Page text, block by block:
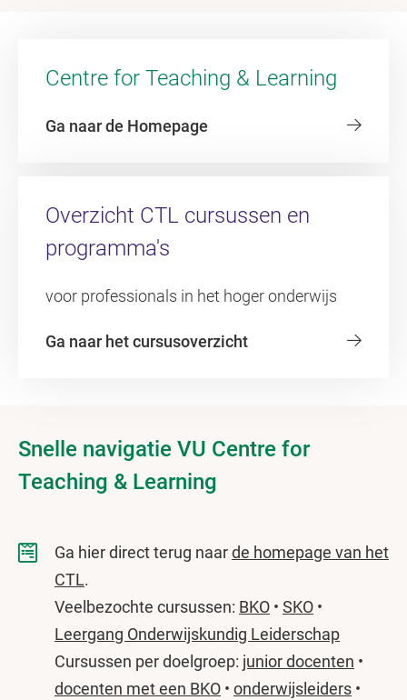
Centre for Teaching & Learning
Ga naar de Homepage
Overzicht CTL cursussen en
programma's
voor professionals in het hoger onderwijs
Ga naar het cursusoverzicht
Snelle navigatie VU Centre for
Teaching & Learning
Ga hier direct terug naarde homepage van het
CTL.
Veelbezochte cursussen: BKO • SKO •
Leergang Onderwijskundig Leiderschap
Cursussen per doelgroep: junior docenten •
docenten met een BKO • onderwijsleiders •